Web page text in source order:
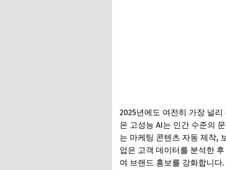
2025년에도 여전히 가장 널
은 고성능 AI는 인간 수준의
는 마케팅 콘텐츠 자동 제작,
업은 고객 데이터를 분석한
여 브랜드 홍보를 강화합니